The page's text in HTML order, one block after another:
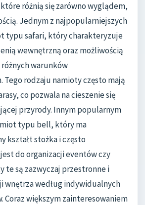
różnią się zarówno wyglądem,
Jednym z najpopularniejszych
typu safari, który charakteryzuje
wewnętrzną oraz możliwością
warunków
Tego rodzaju namioty często mają
co pozwala na cieszenie się
przyrody. Innym popularnym
typu bell, który ma
kształt stożka i często
do organizacji eventów czy
te są zazwyczaj przestronne i
wnętrza według indywidualnych
większym zainteresowaniem